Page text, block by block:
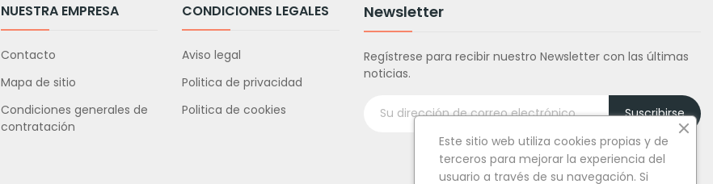
NUESTRA EMPRESA
Contacto
Mapa de sitio
Condiciones generales de
contratación
CONDICIONES LEGALES
Aviso legal
Politica de privacidad
Politica de cookies
Newsletter
Regístrese para recibir nuestro Newsletter con las últimas
noticias.
Suscribirse
Este sitio web utiliza cookies propias y de
terceros para mejorar la experiencia del
usuario a través de su navegación. Si